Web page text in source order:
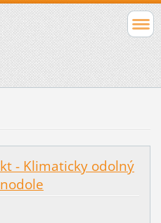
- Klimaticky odolný